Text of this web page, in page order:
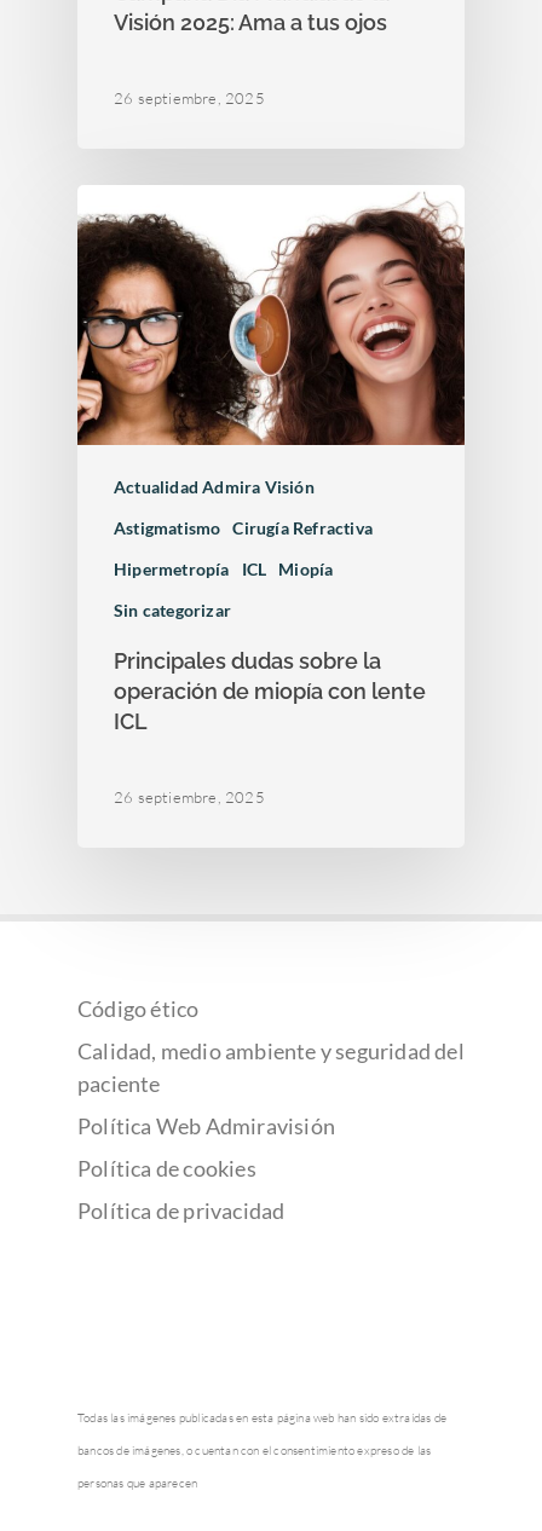
Visión 2025: Ama a tus ojos
26 septiembre, 2025
Actualidad Admira Visión
Astigmatismo
Cirugía Refractiva
Hipermetropía
ICL
Miopía
Sin categorizar
Principales dudas sobre la
operación de miopía con lente
ICL
26 septiembre, 2025
Código ético
Calidad, medio ambiente y seguridad del
paciente
Política Web Admiravisión
Política de cookies
Política de privacidad
Todas las imágenes publicadas en esta página web han sido extraídas de
bancos de imágenes, o cuentan con el consentimiento expreso de las
personas que aparecen